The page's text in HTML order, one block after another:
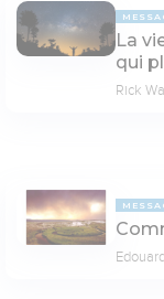
La
qui
Rick